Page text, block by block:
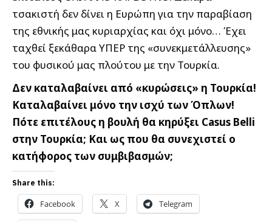
τσακιστή δεν δίνει η Ευρώπη για την παραβίαση
της εθνικής μας κυριαρχίας και όχι μόνο… Έχει
ταχθεί ξεκάθαρα ΥΠΕΡ της «συνεκμετάλλευσης»
του φυσικού μας πλούτου με την Τουρκία.
Δεν καταλαβαίνει από «κυρώσεις» η Τουρκία!
Καταλαβαίνει μόνο την ισχύ των Όπλων!
Πότε επιτέλους η βουλή θα κηρύξει Casus Belli
στην Τουρκία; Και ως που θα συνεχιστεί ο
κατήφορος των συμβιβασμών;
Share this:
Facebook X Telegram